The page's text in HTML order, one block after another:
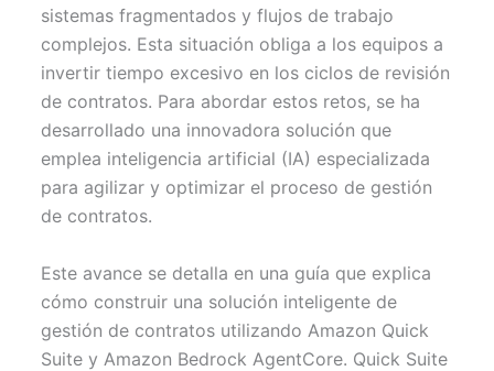
)
sistemas fragmentados y flujos de trabajo
complejos. Esta situación obliga a los equipos a
invertir tiempo excesivo en los ciclos de revisión
de contratos. Para abordar estos retos, se ha
desarrollado una innovadora solución que
emplea inteligencia artificial (IA) especializada
para agilizar y optimizar el proceso de gestión
de contratos.
Este avance se detalla en una guía que explica
cómo construir una solución inteligente de
gestión de contratos utilizando Amazon Quick
Suite y Amazon Bedrock AgentCore. Quick Suite